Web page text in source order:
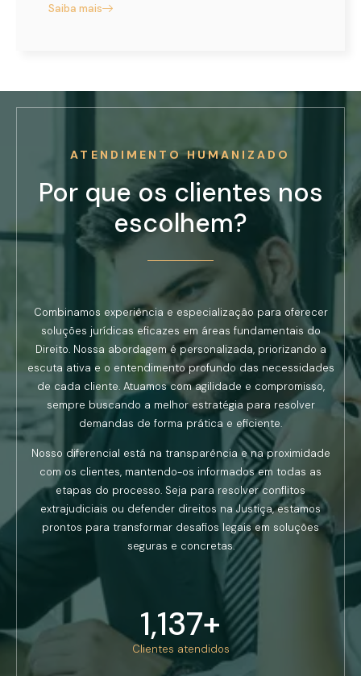
Saiba mais
ATENDIMENTO HUMANIZADO
Por que os clientes nos
escolhem?
Combinamos experiência e especialização para oferecer
soluções jurídicas eficazes em áreas fundamentais do
Direito. Nossa abordagem é personalizada, priorizando a
escuta ativa e o entendimento profundo das necessidades
de cada cliente. Atuamos com agilidade e compromisso,
sempre buscando a melhor estratégia para resolver
demandas de forma prática e eficiente.
Nosso diferencial está na transparência e na proximidade
com os clientes, mantendo-os informados em todas as
etapas do processo. Seja para resolver conflitos
extrajudiciais ou defender direitos na Justiça, estamos
prontos para transformar desafios legais em soluções
seguras e concretas.
Clientes atendidos
1,137+